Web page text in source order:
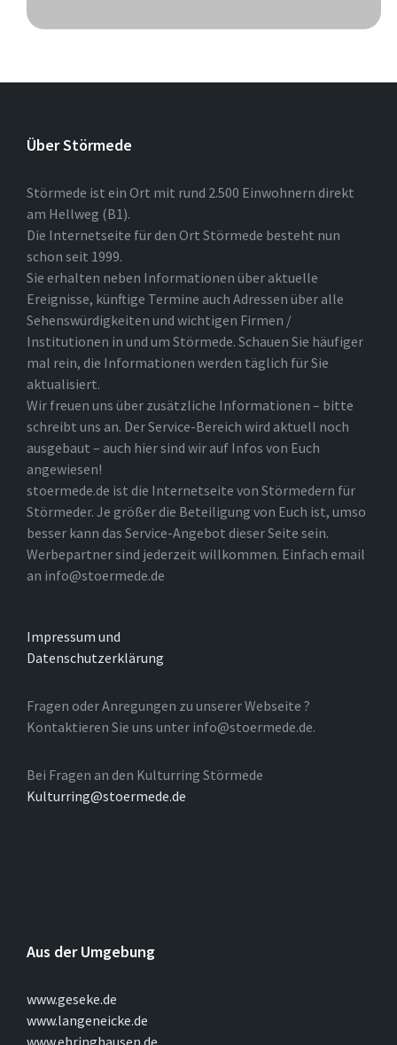
Über Störmede
Störmede ist ein Ort mit rund 2.500 Einwohnern direkt
am Hellweg (B1).
Die Internetseite für den Ort Störmede besteht nun
schon seit 1999.
Sie erhalten neben Informationen über aktuelle
Ereignisse, künftige Termine auch Adressen über alle
Sehenswürdigkeiten und wichtigen Firmen /
Institutionen in und um Störmede. Schauen Sie häufiger
mal rein, die Informationen werden täglich für Sie
aktualisiert.
Wir freuen uns über zusätzliche Informationen – bitte
schreibt uns an. Der Service-Bereich wird aktuell noch
ausgebaut – auch hier sind wir auf Infos von Euch
angewiesen!
stoermede.de ist die Internetseite von Störmedern für
Störmeder. Je größer die Beteiligung von Euch ist, umso
besser kann das Service-Angebot dieser Seite sein.
Werbepartner sind jederzeit willkommen. Einfach email
an info@stoermede.de
Impressum und
Datenschutzerklärung
Fragen oder Anregungen zu unserer Webseite ?
Kontaktieren Sie uns unter info@stoermede.de.
Bei Fragen an den Kulturring Störmede
Kulturring@stoermede.de
Aus der Umgebung
www.geseke.de
www.langeneicke.de
www.ehringhausen.de